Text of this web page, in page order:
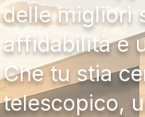
delle migliori
affidabilità e
Che tu stia
telescopico,